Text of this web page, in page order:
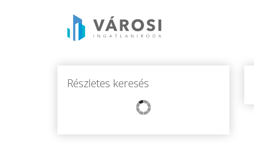
Részletes keresés